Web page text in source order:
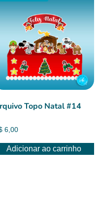
Topo Natal #14
6,00
Adicionar ao carrinho